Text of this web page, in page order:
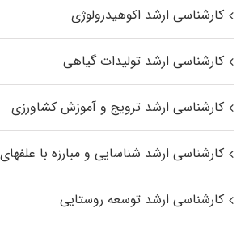
کارشناسی ارشد اکوهیدرولوژی
کارشناسی ارشد تولیدات گیاهی
کارشناسی ارشد ترویج و آموزش کشاورزی
کارشناسی ارشد شناسایی و مبارزه با
کارشناسی ارشد توسعه روستایی